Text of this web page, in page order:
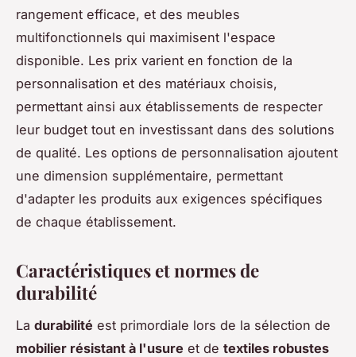
rangement efficace, et des meubles
multifonctionnels qui maximisent l'espace
disponible. Les prix varient en fonction de la
personnalisation et des matériaux choisis,
permettant ainsi aux établissements de respecter
leur budget tout en investissant dans des solutions
de qualité. Les options de personnalisation ajoutent
une dimension supplémentaire, permettant
d'adapter les produits aux exigences spécifiques
de chaque établissement.
Caractéristiques et normes de
durabilité
La durabilité est primordiale lors de la sélection de
mobilier résistant à l'usure et de textiles robustes